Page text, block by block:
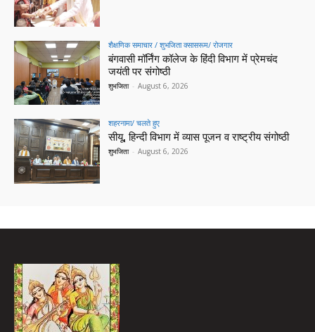
शैक्षणिक समाचार / शुभजिता क्सासरूम/ रोजगार
बंगवासी मॉर्निंग कॉलेज के हिंदी विभाग में प्रेमचंद
जयंती पर संगोष्ठी
शुभजिता - August 6, 2026
शहरनामा/ चलते हुए
सीयू, हिन्दी विभाग में व्यास पूजन व राष्ट्रीय संगोष्ठी
शुभजिता - August 6, 2026